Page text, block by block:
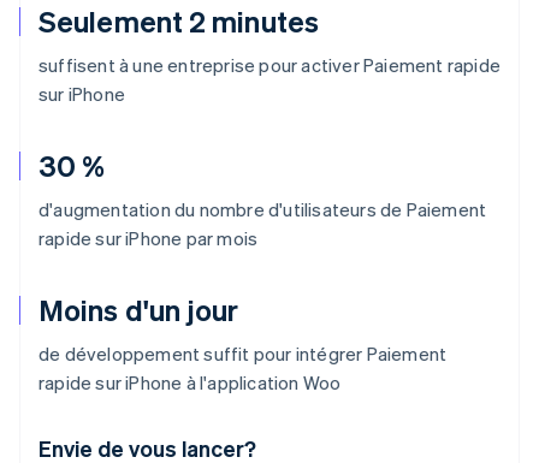
Seulement 2 minutes
suffisent à une entreprise pour activer Paiement rapide
sur iPhone
30 %
d'augmentation du nombre d'utilisateurs de Paiement
rapide sur iPhone par mois
Moins d'un jour
de développement suffit pour intégrer Paiement
rapide sur iPhone à l'application Woo
Envie de vous lancer?